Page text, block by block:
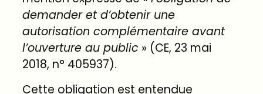
demander et d’obtenir une
autorisation complémentaire avant
l’ouverture au public » (CE, 23 mai
2018, n° 405937).
Cette obligation est entendue